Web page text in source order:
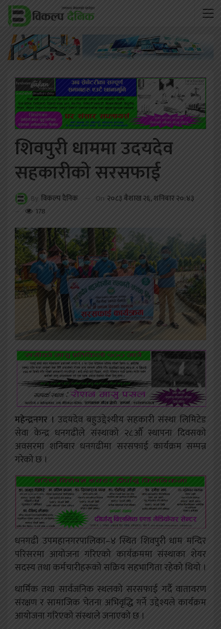
शिवपुरी धाममा उदयदेव
सहकारीको सरसफाई
By विकल्प दैनिक On २०८३ बैशाख २६, शनिबार २०:४३
178
महेन्द्रनगर । उदयदेव बहुउद्देश्यीय सहकारी संस्था लिमिटेड
सेवा केन्द्र धनगढीले संस्थाको २८औँ स्थापना दिवसको
अवसरमा शनिबार धनगढीमा सरसफाई कार्यक्रम सम्पन्न
गरेको छ ।
धनगढी उपमहानगरपालिका–४ स्थित शिवपुरी धाम मन्दिर
परिसरमा आयोजना गरिएको कार्यक्रममा संस्थाका शेयर
सदस्य तथा कर्मचारीहरूको सक्रिय सहभागिता रहेको थियो ।
धार्मिक तथा सार्वजनिक स्थलको सरसफाई गर्दै वातावरण
संरक्षण र सामाजिक चेतना अभिवृद्धि गर्ने उद्देश्यले कार्यक्रम
आयोजना गरिएको संस्थाले जनाएको छ ।